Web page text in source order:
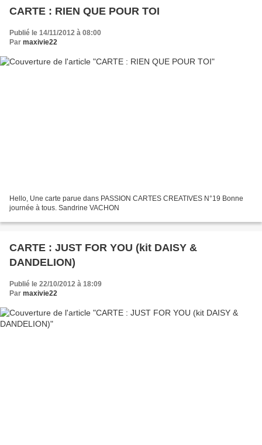
CARTE : RIEN QUE POUR TOI
Publié le 14/11/2012 à 08:00
Par maxivie22
Hello, Une carte parue dans PASSION CARTES CREATIVES N°19 Bonne
journée à tous. Sandrine VACHON
CARTE : JUST FOR YOU (kit DAISY &
DANDELION)
Publié le 22/10/2012 à 18:09
Par maxivie22